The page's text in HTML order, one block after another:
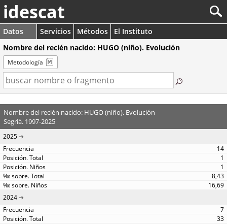
idescat
Datos Servicios Métodos
El Instituto
Nombre del recién nacido: HUGO (niño). Evolución
Metodología
Nombre del recién nacido: HUGO (niño). Evolución
Segrià. 1997-2025
2025
14
1
1
8,43
16,69
2024
7
33